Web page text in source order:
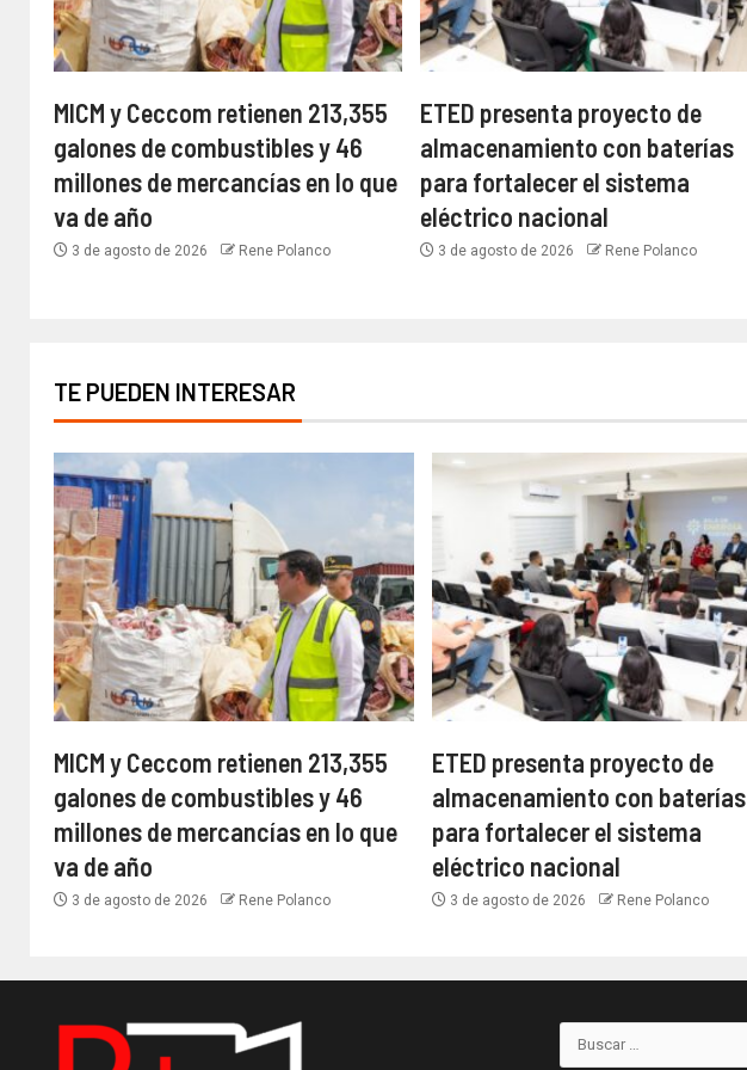
MICM y Ceccom retienen 213,355
galones de combustibles y 46
millones de mercancías en lo que
va de año
3 de agosto de 2026 Rene Polanco
ETED presenta proyecto de
almacenamiento con baterías
para fortalecer el sistema
eléctrico nacional
3 de agosto de 2026 Rene Polanco
TE PUEDEN INTERESAR
MICM y Ceccom retienen 213,355
galones de combustibles y 46
millones de mercancías en lo que
va de año
3 de agosto de 2026 Rene Polanco
ETED presenta proyecto de
almacenamiento con baterías
para fortalecer el sistema
eléctrico nacional
3 de agosto de 2026 Rene Polanco